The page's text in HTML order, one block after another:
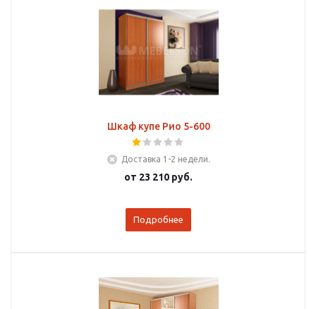
Шкаф купе Рио 5-600
Доставка 1-2 недели.
от 23 210 руб.
Подробнее